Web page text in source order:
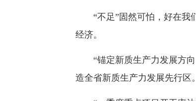
“不足”固然可怕，好在我们
经济。
“锚定新质生产力发展方向
造全省新质生产力发展先行区